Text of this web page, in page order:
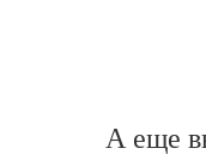
А еще